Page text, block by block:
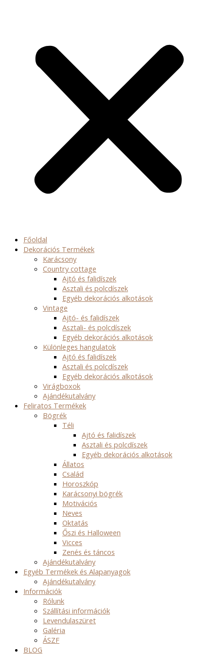
Főoldal
Dekorációs Termékek
Karácsony
Country cottage
Ajtó és falidíszek
Asztali és polcdíszek
Egyéb dekorációs alkotások
Vintage
Ajtó- és falidíszek
Asztali- és polcdíszek
Egyéb dekorációs alkotások
Különleges hangulatok
Ajtó és falidíszek
Asztali és polcdíszek
Egyéb dekorációs alkotások
Virágboxok
Ajándékutalvány
Feliratos Termékek
Bögrék
Téli
Ajtó és falidíszek
Asztali és polcdíszek
Egyéb dekorációs alkotások
Állatos
Család
Horoszkóp
Karácsonyi bögrék
Motivációs
Neves
Oktatás
Őszi és Halloween
Vicces
Zenés és táncos
Ajándékutalvány
Egyéb Termékek és Alapanyagok
Ajándékutalvány
Információk
Rólunk
Szállítási információk
Levendulaszüret
Galéria
ÁSZF
BLOG